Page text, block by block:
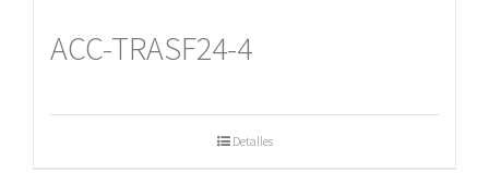
ACC-TRASF24-4
Detalles